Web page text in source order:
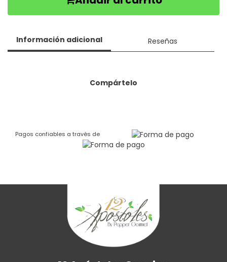
Información adicional Reseñas
Compártelo
Pagos confiables a través de